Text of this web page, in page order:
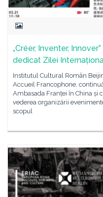
„Créer, Inventer,
dedicat Zilei
Institutul Cultural Român
Accueil Francophone,
Ambasada Franței în China și
vederea organizării
scopul